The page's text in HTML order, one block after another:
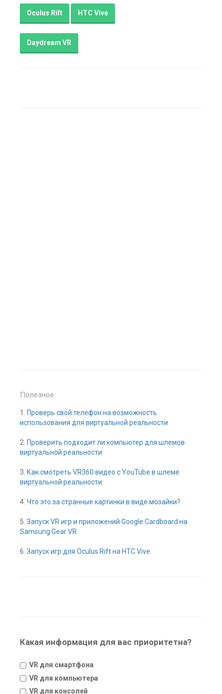
Oculus Rift HTC Vive
Daydream VR
Полезное:
1.
Проверь свой телефон на возможность
использования для виртуальной реальности
2. Проверить подходит ли компьютер для шлемов
виртуальной реальности
3. Как смотреть VR360 видео с YouTube в шлеме
виртуальной реальности
4. Что это за странные картинки в виде мозайки?
5. Запуск VR игр и приложений Google Cardboard на
Samsung Gear VR
6. Запуск игр для Oculus Rift на HTC Vive
Какая информация для вас приоритетна?
VR для смартфона
VR для компьютера
VR для консолей